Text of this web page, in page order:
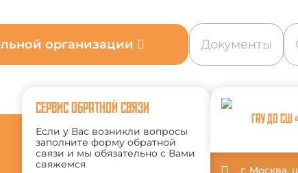
организации Документы
СЕРВИС ОБРАТНОЙ СВЯЗИ
Если у Вас возникли вопросы
заполните форму обратной
связи и мы обязательно с Вами
свяжемся
ГАУ ДО СШ
г. Москва,